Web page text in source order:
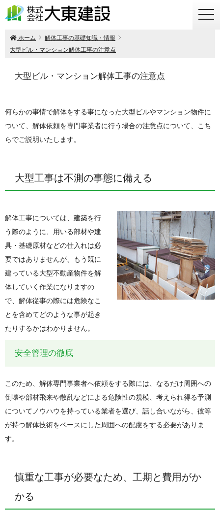
ホーム
解体工事の基礎知識・情報
大型ビル・マンション解体工事の注意点
大型ビル・マンション解体工事の注意点
何らかの事情で解体をする事になった大型ビルやマンション物件に
ついて、解体依頼を専門事業者に行う場合の注意点について、こち
らでご説明いたします。
大型工事は不測の事態に備える
解体工事については、建築を行
う際のように、用いる部材や建
具・基礎原材などの仕入れは必
要ではありませんが、もう既に
建っている大型不動産物件を解
体していく作業になりますの
で、解体従事の際には危険なこ
とを含めてどのような事が起き
たりするかはわかりません。
安全管理の徹底
このため、解体専門事業者へ依頼をする際には、なるだけ周囲への
倒壊や部材飛来や散乱などによる危険性の規模、考えられ得る予測
についてノウハウを持っている業者を選び、話し合いながら、彼等
が持つ解体技術をベースにした周囲への配慮をする必要がありま
す。
慎重な工事が必要なため、工期と費用がか
かる